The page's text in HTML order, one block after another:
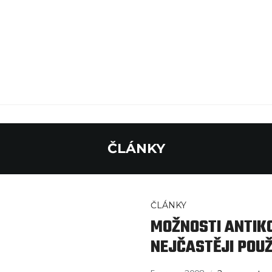
ČLÁNKY
ČLÁNKY
MOŽNOSTI
NEJČASTĚJI